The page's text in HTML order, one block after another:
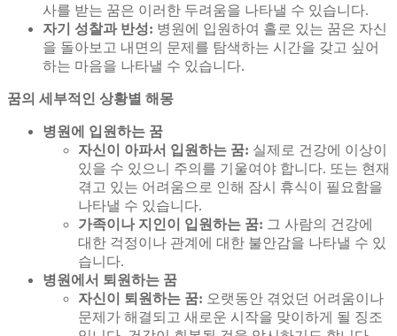
사를 받는 꿈은 이러한 두려움을 나타낼 수 있습니다.
자기 성찰과 반성: 병원에 입원하여 홀로 있는 꿈은 자신
을 돌아보고 내면의 문제를 탐색하는 시간을 갖고 싶어
하는 마음을 나타낼 수 있습니다.
꿈의 세부적인 상황별 해몽
병원에 입원하는 꿈
자신이 아파서 입원하는 꿈: 실제로 건강에 이상이
있을 수 있으니 주의를 기울여야 합니다. 또는 현재
겪고 있는 어려움으로 인해 잠시 휴식이 필요함을
나타낼 수 있습니다.
가족이나 지인이 입원하는 꿈: 그 사람의 건강에
대한 걱정이나 관계에 대한 불안감을 나타낼 수 있
습니다.
병원에서 퇴원하는 꿈
자신이 퇴원하는 꿈: 오랫동안 겪었던 어려움이나
문제가 해결되고 새로운 시작을 맞이하게 될 징조